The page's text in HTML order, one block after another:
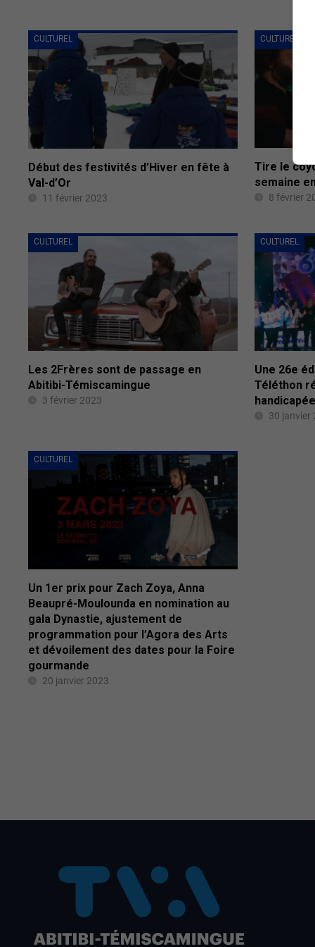
CULTUREL
Début des festivités d’Hiver en fête à
Val-d’Or
11 février 2023
CULTUREL
Tire le
semaine
8 février
CULTUREL
Les 2Frères sont de passage en
Abitibi-Témiscamingue
3 février 2023
CULTUREL
Une 26e
Téléthon
30 janvier
CULTUREL
Un 1er prix pour Zach Zoya, Anna
Beaupré-Moulounda en nomination au
gala Dynastie, ajustement de
programmation pour l’Agora des Arts
et dévoilement des dates pour la Foire
gourmande
20 janvier 2023